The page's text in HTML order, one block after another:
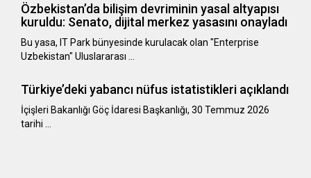
Özbekistan’da bilişim devriminin yasal altyapısı
kuruldu: Senato, dijital merkez yasasını onayladı
Bu yasa, IT Park bünyesinde kurulacak olan "Enterprise
Uzbekistan" Uluslararası …
Türkiye’deki yabancı nüfus istatistikleri açıklandı
​​​​​​​İçişleri Bakanlığı Göç İdaresi Başkanlığı, 30 Temmuz 2026
tarihi …